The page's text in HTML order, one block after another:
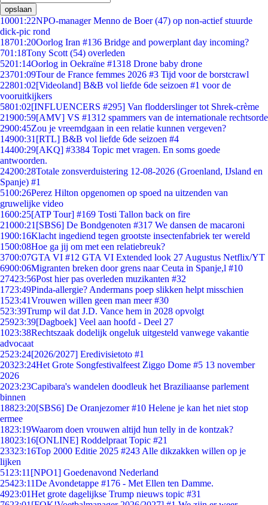
opslaan
10001:22NPO-manager Menno de Boer (47) op non-actief stuurde
dick-pic rond
18701:20Oorlog Iran #136 Bridge and powerplant day incoming?
701:18Tony Scott (54) overleden
5201:14Oorlog in Oekraïne #1318 Drone baby drone
23701:09Tour de France femmes 2026 #3 Tijd voor de borstcrawl
22801:02[Videoland] B&B vol liefde 6de seizoen #1 voor de
vooruitkijkers
5801:02[INFLUENCERS #295] Van flodderslinger tot Shrek-crème
21900:59[AMV] VS #1312 spammers van de internationale rechtsorde
2900:45Zou je vreemdgaan in een relatie kunnen vergeven?
14900:31 [RTL] B&B vol liefde 6de seizoen #4
14400:29[AKQ] #3384 Topic met vragen. En soms goede
antwoorden.
24200:28Totale zonsverduistering 12-08-2026 (Groenland, IJsland en
Spanje) #1
5100:26Perez Hilton opgenomen op spoed na uitzenden van
gruwelijke video
1600:25[ATP Tour] #169 Tosti Tallon back on fire
21000:21 [SBS6] De Bondgenoten #317 We dansen de macaroni
1900:16Klacht ingediend tegen grootste insectenfabriek ter wereld
1500:08Hoe ga jij om met een relatiebreuk?
3700:07GTA VI #12 GTA VI Extended look 27 Augustus Netflix/YT
6900:06Migranten breken door grens naar Ceuta in Spanje,l #10
27423:56Post hier pas overleden muzikanten #32
1723:49Pinda-allergie? Andermans poep slikken helpt misschien
1523:41Vrouwen willen geen man meer #30
523:39Trump wil dat J.D. Vance hem in 2028 opvolgt
25923:39[Dagboek] Veel aan hoofd - Deel 27
1023:38Rechtszaak dodelijk ongeluk uitgesteld vanwege vakantie
advocaat
2523:24[2026/2027] Eredivisietoto #1
20323:24Het Grote Songfestivalfeest Ziggo Dome #5 13 november
2026
2023:23Capibara's wandelen doodleuk het Braziliaanse parlement
binnen
18823:20[SBS6] De Oranjezomer #10 Helene je kan het niet stop
ermee
1823:19Waarom doen vrouwen altijd hun telly in de kontzak?
18023:16[ONLINE] Roddelpraat Topic #21
23323:16Top 2000 Editie 2025 #243 Alle dikzakken willen op je
lijken
51 23:11 [NPO1] Goedenavond Nederland
25423:11De Avondetappe #176 - Met Ellen ten Damme.
4923:01Het grote dagelijkse Trump nieuws topic #31